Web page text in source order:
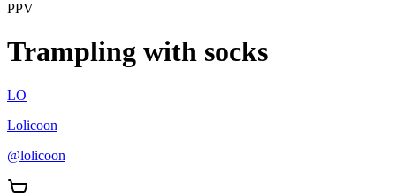
PPV
Trampling with socks
LO
Lolicoon
@lolicoon